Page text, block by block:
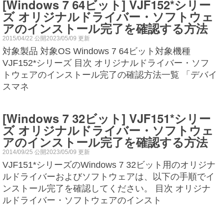
[Windows 7 64ビット] VJF152*シリー
ズ オリジナルドライバー・ソフトウェ
アのインストール完了を確認する方法
2015/04/22 公開2023/05/09 更新
対象製品 対象OS Windows 7 64ビット対象機種
VJF152*シリーズ 目次 オリジナルドライバー・ソフ
トウェアのインストール完了の確認方法一覧 「デバイ
スマネ
[Windows 7 32ビット] VJF151*シリー
ズ オリジナルドライバー・ソフトウェ
アのインストール完了を確認する方法
2014/09/25 公開2023/05/09 更新
VJF151*シリーズのWindows 7 32ビット用のオリジナ
ルドライバーおよびソフトウェアは、以下の手順でイ
ンストール完了を確認してください。 目次 オリジナ
ルドライバー・ソフトウェアのインスト